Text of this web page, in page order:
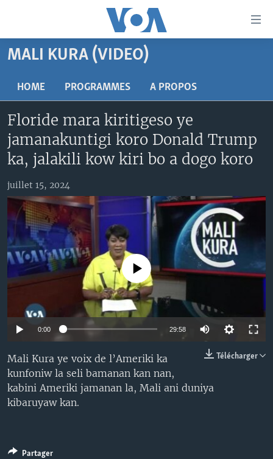
Menu
principal
la
navigation
principale
Retour
recherche
MALI KURA
RADIO
AN BA FO!
Learning English
SUIVEZ-NOUS
Langues
MALI KURA (VIDEO)
HOME PROGRAMMES A PROPOS
Floride mara kiritigeso ye
jamanakuntigi koro Donald Trump
ka, jalakili kow kiri bo a dogo koro
juillet 15, 2024
No media source currently available
0:00 29:58
Télécharger
Mali Kura ye voix de l’Ameriki ka
kunfoniw la seli bamanan kan nan,
kabini Ameriki jamanan la, Mali ani duniya
kibaruyaw kan.
Partager